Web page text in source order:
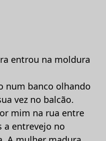
entrou na moldura
num banco olhando
vez no balcão.
mim na rua entre
a entrevejo no